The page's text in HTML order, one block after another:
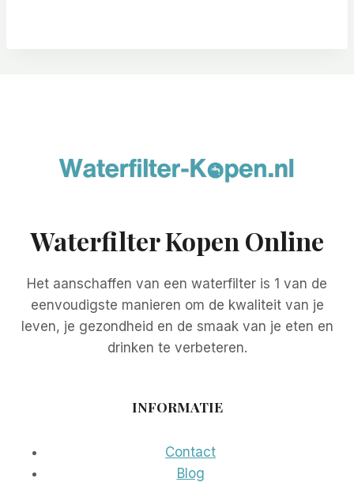
Waterfilter Kopen Online
Het aanschaffen van een waterfilter is 1 van de
eenvoudigste manieren om de kwaliteit van je
leven, je gezondheid en de smaak van je eten en
drinken te verbeteren.
INFORMATIE
Contact
Blog